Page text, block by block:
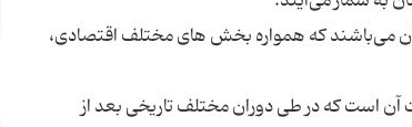
می‌باشند که همواره بخش های مختلف اقتصادی،
آن است كه در طی دوران مختلف تاریخی بعد از